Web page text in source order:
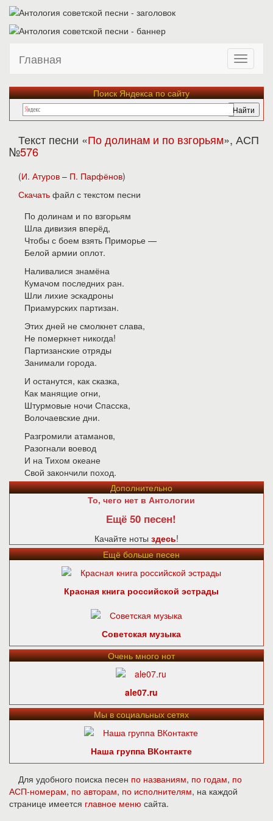
Главная
Поиск Яндекса по сайту
Текст песни «По долинам и по взгорьям», АСП
№576
(И. Атуров – П. Парфёнов)
Скачать файл с текстом песни
По долинам и по взгорьям
Шла дивизия вперёд,
Чтобы с боем взять Приморье —
Белой армии оплот.
Наливалися знамёна
Кумачом последних ран.
Шли лихие эскадроны
Приамурских партизан.
Этих дней не смолкнет слава,
Не померкнет никогда!
Партизанские отряды
Занимали города.
И останутся, как сказка,
Как манящие огни,
Штурмовые ночи Спасска,
Волочаевские дни.
Разгромили атаманов,
Разогнали воевод
И на Тихом океане
Свой закончили поход.
Дополнительно
То, чего нет в Антологии
Ещё 50 песен!
Качайте ноты здесь!
Ещё больше песен
Красная книга российской эстрады
Советская музыка
Очень много нот
ale07.ru
Мы в социальных сетях
Наша группа ВКонтакте
Для удобного поиска песен по названиям, по годам, по
АСП-номерам, по авторам, по исполнителям, на каждой
странице имеется главное меню сайта.